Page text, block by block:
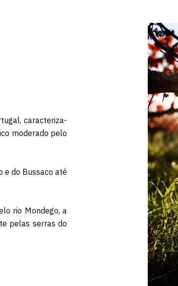
caracteriza-
moderado pelo
e do Bussaco até
rio Mondego, a
pelas serras do